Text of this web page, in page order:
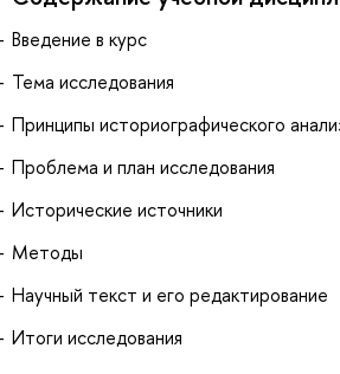
Введение в курс
Тема исследования
Принципы историографического
Проблема и план исследования
Исторические источники
Методы
Научный текст и его редактирование
Итоги исследования